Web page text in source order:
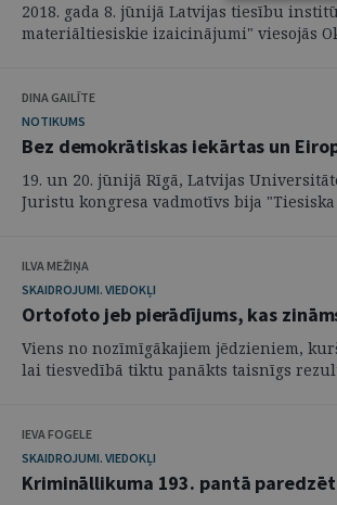
2018. gada 8. jūnijā Latvijas tiesību
materiāltiesiskie izaicinājumi" viesojās
DINA GAILĪTE
NOTIKUMS
Bez demokrātiskas iekārtas un
19. un 20. jūnijā Rīgā, Latvijas
Juristu kongresa vadmotīvs bija "Tiesiska
ILVA MEŽIŅA
SKAIDROJUMI. VIEDOKĻI
Ortofoto jeb pierādījums, kas
Viens no nozīmīgākajiem jēdzieniem,
lai tiesvedībā tiktu panākts taisnīgs
IEVA FOGELE
SKAIDROJUMI. VIEDOKĻI
Krimināllikuma 193. pantā